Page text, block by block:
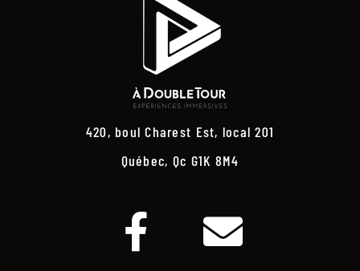
420, boul Charest Est, local 201
Québec, Qc G1K 8M4